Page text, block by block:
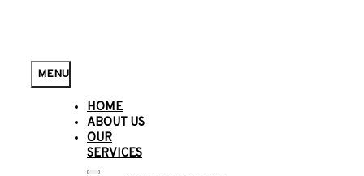
MENU
HOME
ABOUT US
OUR
SERVICES